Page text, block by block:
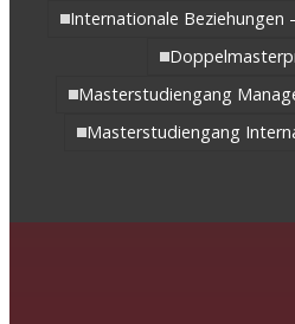
Internationale Beziehungen
Masterstudiengang
Masterstudiengang